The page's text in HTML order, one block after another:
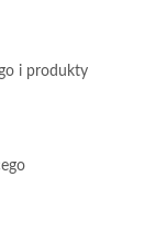
i produkty